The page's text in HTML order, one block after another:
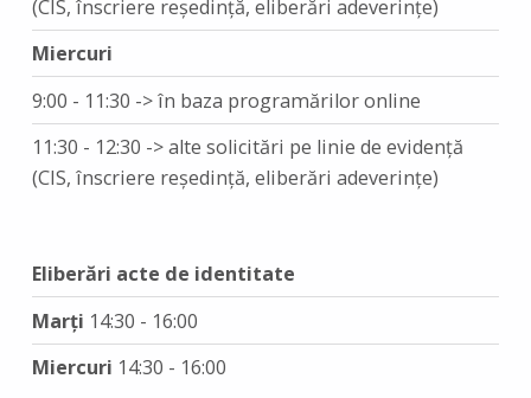
(CIS, înscriere reședință, eliberări adeverințe)
Miercuri
9:00 - 11:30 -> în baza programărilor online
11:30 - 12:30 -> alte solicitări pe linie de evidență
(CIS, înscriere reședință, eliberări adeverințe)
Eliberări acte de identitate
Marți 14:30 - 16:00
Miercuri 14:30 - 16:00